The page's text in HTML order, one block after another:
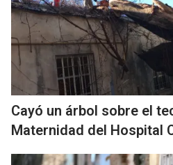
Cayó un árbol sobre el
Maternidad del Hospital